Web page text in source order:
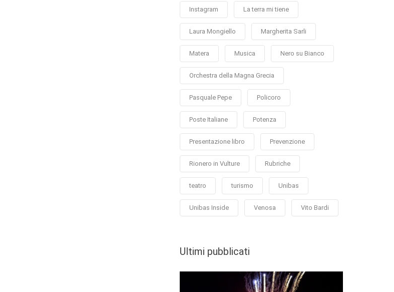
Instagram La terra mi tiene
Laura Mongiello Margherita Sarli
Matera Musica Nero su Bianco
Orchestra della Magna Grecia
Pasquale Pepe Policoro
Poste Italiane Potenza
Presentazione libro Prevenzione
Rionero in Vulture Rubriche
teatro turismo Unibas
Unibas Inside Venosa Vito Bardi
Ultimi pubblicati